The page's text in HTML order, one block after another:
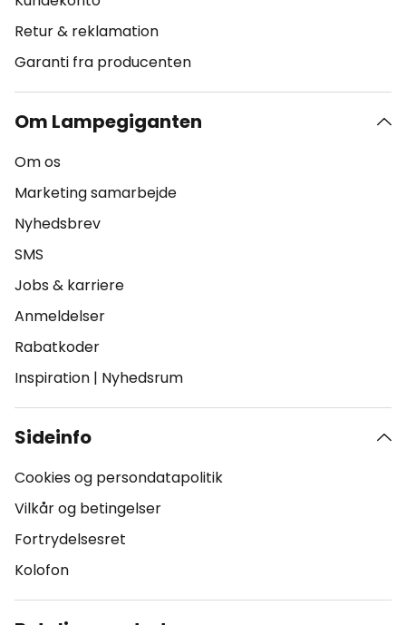
Retur & reklamation
Garanti fra producenten
Om Lampegiganten
Om os
Marketing samarbejde
Nyhedsbrev
SMS
Jobs & karriere
Anmeldelser
Rabatkoder
Inspiration | Nyhedsrum
Sideinfo
Cookies og persondatapolitik
Vilkår og betingelser
Fortrydelsesret
Kolofon